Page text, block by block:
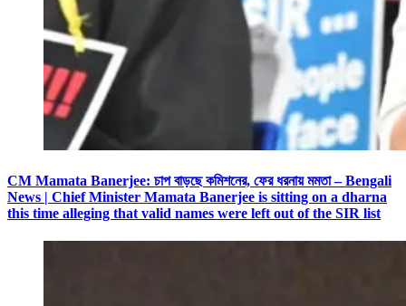
CM Mamata Banerjee: চাপ বাড়ছে কমিশনের, ফের ধরনায় মমতা – Bengali
News | Chief Minister Mamata Banerjee is sitting on a dharna
this time alleging that valid names were left out of the SIR list